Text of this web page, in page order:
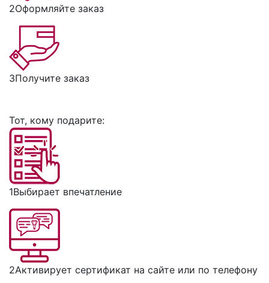
2Оформляйте заказ
3Получите заказ
Тот, кому подарите:
1Выбирает впечатление
2Активирует сертификат на сайте или по телефону